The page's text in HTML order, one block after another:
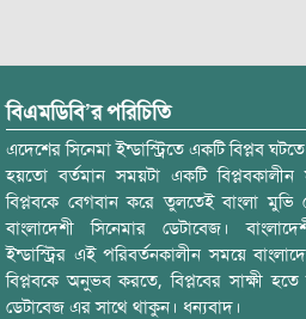
বিএমডিবি’র পরিচিতি
এদেশের সিনেমা ইন্ডাস্ট্রিতে একটি বিপ্লব
হয়তো বর্তমান সময়টা একটি
বিপ্লবকে বেগবান করে তুলতেই বাংলা মুভি
বাংলাদেশী সিনেমার ডেটাবেজ।
ইন্ডাস্ট্রির এই পরিবর্তনকালীন সময়ে
বিপ্লবকে অনুভব করতে, বিপ্লবের সাক্ষী হতে
ডেটাবেজ এর সাথে থাকুন। ধন্যবাদ।